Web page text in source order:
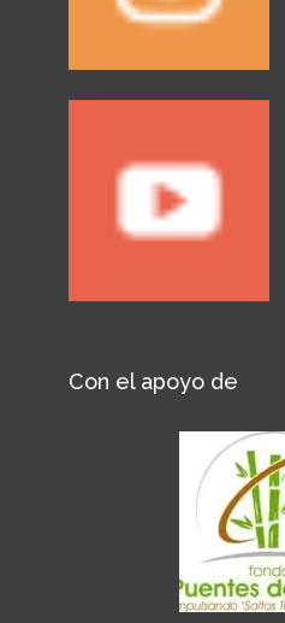
Con el apoyo de